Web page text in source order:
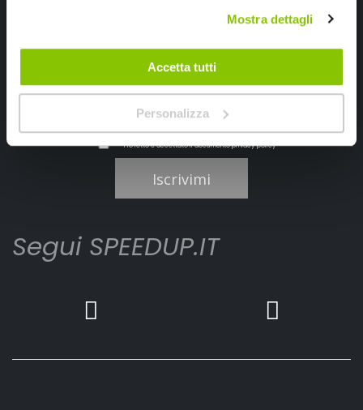
Mostra dettagli
Accetta tutti
Personalizza
Ricevi subito uno sconto del 10% per il tuo primo acquisto online!
Ho letto e accettato il documentoprivacy policy
Iscrivimi
Segui SPEEDUP.IT